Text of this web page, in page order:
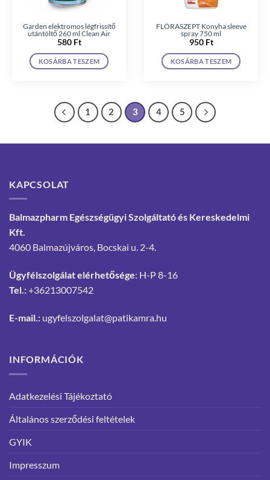
Garden elektromos légfrissítő
utántöltő 260 ml Clean Air
580 Ft
KOSÁRBA TESZEM
FLÓRASZEPT Konyha sleeve
spray 750 ml
950 Ft
KOSÁRBA TESZEM
1 2 3 4 5
KAPCSOLAT
Balmazpharm Egészségügyi Szolgáltató és Kereskedelmi
Kft.
4060 Balmazújváros, Bocskai u. 2-4.
Ügyfélszolgálat elérhetősége: H-P 8-16
Tel.:+36213007542
E-mail.: ugyfelszolgalat@patikamra.hu
INFORMÁCIÓK
Adatkezelési Tájékoztató
Általános szerződési feltételek
GYIK
Impresszum